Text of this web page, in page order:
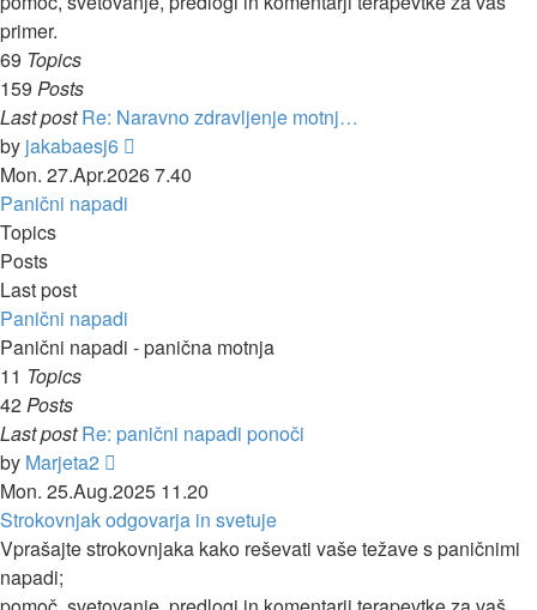
primer.
69 Topics
159 Posts
Last post Re: Naravno zdravljenje motnj…
by jakabaesj6
the
Mon. 27.Apr.2026 7.40
Panični napadi
Topics
Posts
Last post
Panični napadi
Panični napadi - panična motnja
11 Topics
42Posts
Last post Re: panični napadi ponoči
by Marjeta2
the
latest
post
Mon. 25.Aug.2025 11.20
Strokovnjak odgovarja in svetuje
Vprašajte strokovnjaka kako reševati vaše težave s paničnimi
napadi;